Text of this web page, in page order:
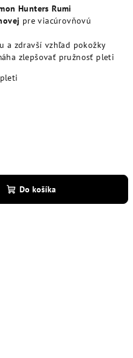
Hunters Rumi
pre viacúrovňovú
a zdravší vzhľad pokožky
zlepšovať pružnosť pleti
Do košíka